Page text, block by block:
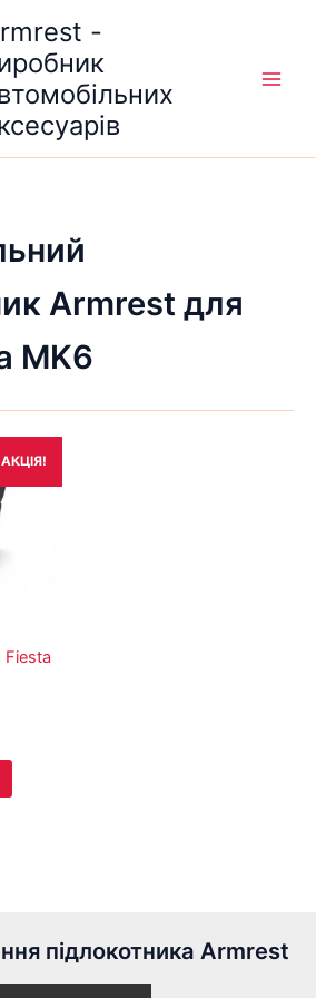
-
Armrest для
MK6
АКЦІЯ!
Fiesta
підлокотника Armrest